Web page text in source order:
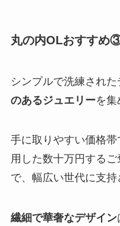
丸の内OLおすすめ
シンプルで洗練された
のあるジュエリーを集
手に取りやすい価格
用した数十万円する
で、幅広い世代に支持
繊細で華奢なデザイン